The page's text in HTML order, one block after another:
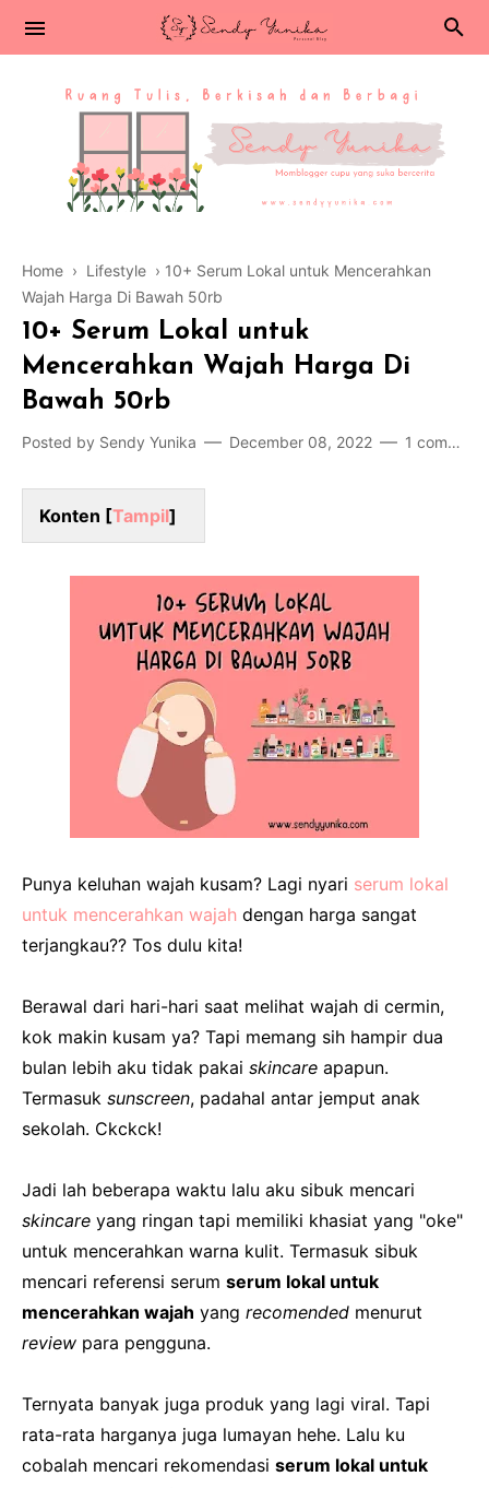
Home › Lifestyle › 10+ Serum Lokal untuk Mencerahkan
Wajah Harga Di Bawah 50rb
10+ Serum Lokal untuk
Mencerahkan Wajah Harga Di
Bawah 50rb
Posted by Sendy Yunika December 08, 2022 1 comment
Konten [Tampil]
Punya keluhan wajah kusam? Lagi nyari serum lokal
untuk mencerahkan wajah dengan harga sangat
terjangkau?? Tos dulu kita!
Berawal dari hari-hari saat melihat wajah di cermin,
kok makin kusam ya? Tapi memang sih hampir dua
bulan lebih aku tidak pakai skincare apapun.
Termasuk sunscreen, padahal antar jemput anak
sekolah. Ckckck!
Jadi lah beberapa waktu lalu aku sibuk mencari
skincare yang ringan tapi memiliki khasiat yang "oke"
untuk mencerahkan warna kulit. Termasuk sibuk
mencari referensi serum serum lokal untuk
mencerahkan wajah yang recomended menurut
review para pengguna.
Ternyata banyak juga produk yang lagi viral. Tapi
rata-rata harganya juga lumayan hehe. Lalu ku
cobalah mencari rekomendasi serum lokal untuk